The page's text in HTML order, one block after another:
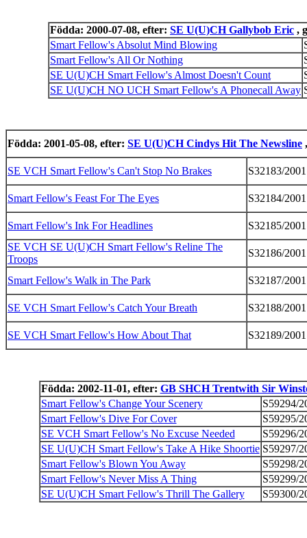
Födda: 2000-07-08, efter: SE U(U)CH Gallybob Eric ,
Smart Fellow's Absolut Mind Blowing
Smart Fellow's All Or Nothing
SE U(U)CH Smart Fellow's Almost Doesn't Count
SE U(U)CH NO UCH Smart Fellow's A Phonecall Away
Födda: 2001-05-08, efter: SE U(U)CH Cindys Hit The Newsline
SE VCH Smart Fellow's Can't Stop No Brakes S32183/2001
Smart Fellow's Feast For The Eyes S32184/2001
Smart Fellow's Ink For Headlines
S32185/2001
SE VCH SE U(U)CH Smart Fellow's Reline The
Troops
S32186/2001
Smart Fellow's Walk in The Park S32187/2001
SE VCH Smart Fellow's Catch Your Breath S32188/2001
SE VCH Smart Fellow's How About That S32189/2001
Födda: 2002-11-01, efter: GB SHCH Trentwith Sir
Smart Fellow's Change Your Scenery
S59294/
Smart Fellow's Dive For Cover
S59295/
SE VCH Smart Fellow's No Excuse Needed
S59296/
SE U(U)CH Smart Fellow's Take A Hike Shoortie S59297/
Smart Fellow's Blown You Away
S59298/
Smart Fellow's Never Miss A Thing
S59299/
SE U(U)CH Smart Fellow's Thrill The Gallery
S59300/